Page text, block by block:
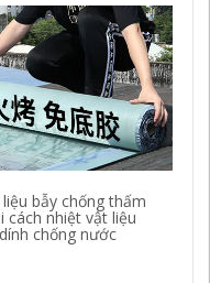
bẫy chống thấm
cách nhiệt vật liệu
chống nước